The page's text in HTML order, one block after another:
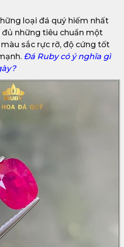
loại đá quý hiếm nhất
những tiêu chuẩn một
sắc rực rỡ, độ cứng tốt
Đá Ruby có ý nghĩa gì